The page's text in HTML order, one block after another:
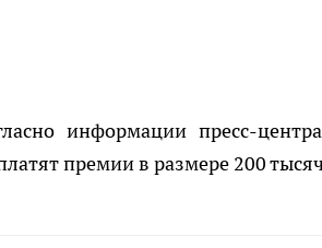
информации пресс-
премии в размере 200